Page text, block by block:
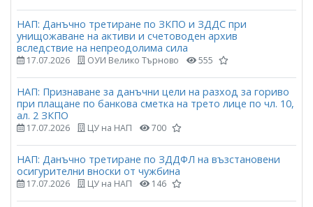
НАП: Данъчно третиране по ЗКПО и ЗДДС при
унищожаване на активи и счетоводен архив
вследствие на непреодолима сила
17.07.2026 ОУИ Велико Търново 555
НАП: Признаване за данъчни цели на разход за гориво
при плащане по банкова сметка на трето лице по чл. 10,
ал. 2 ЗКПО
17.07.2026 ЦУ на НАП 700
НАП: Данъчно третиране по ЗДДФЛ на възстановени
осигурителни вноски от чужбина
17.07.2026 ЦУ на НАП 146